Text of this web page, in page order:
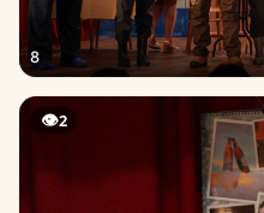
8
👁2